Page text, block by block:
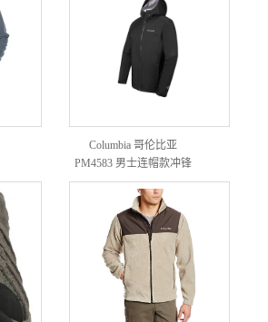
Columbia 哥伦比亚
PM4583 男士连帽款冲锋
衣